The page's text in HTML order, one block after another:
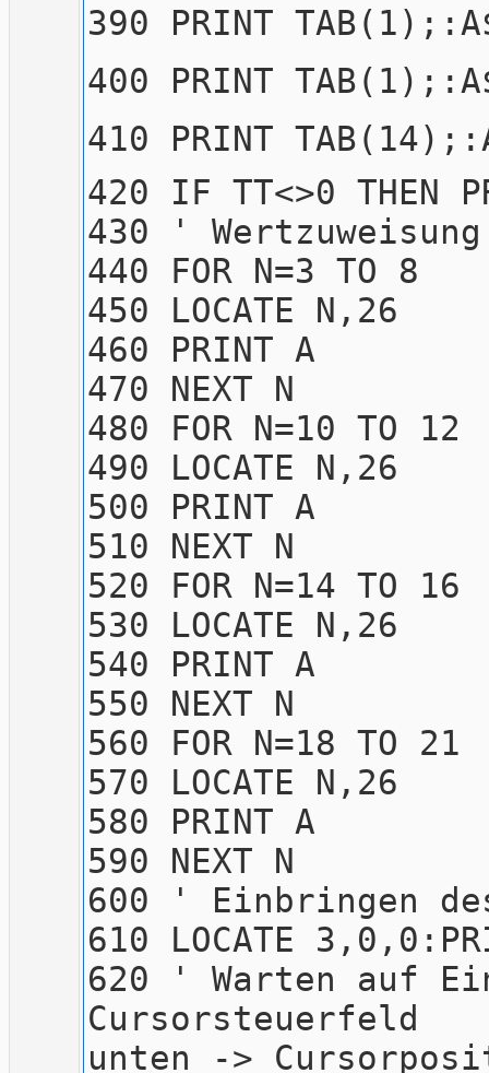
390 PRINT
400 PRINT
410 PRINT
420 IF TT<>0 THEN
430 '
440 FOR N=3 TO 8
450 LOCATE N,26
460 PRINT A
470 NEXT N
480 FOR N=10 TO 12
490 LOCATE N,26
500 PRINT A
510 NEXT N
520 FOR N=14 TO 16
530 LOCATE N,26
540 PRINT A
550 NEXT N
560 FOR N=18 TO 21
570 LOCATE N,26
580 PRINT A
590 NEXT N
600 '
610 LOCATE
620 ' Warten
unten ->